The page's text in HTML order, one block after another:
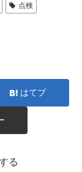
点検
はてブ
る